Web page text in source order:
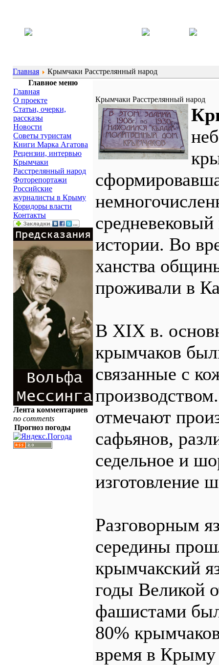
Главная
Крымчаки Расстрелянный народ
Главное меню
Главная
О проекте
Статьи, очерки,
рассказы
Новости
Советы туристам
Книги Марка Агатова
Рецензии, интервью
Крымчаки
Расстрелянный народ
Фоторепортажи
Российские
журналисты в Крыму
Коридоры власти
Контакты
Лента комментариев
no comments
Прогноз погоды
Крымчаки Расстрелянный народ
истории. Во
ханства
проживали в
В XIX в.
крымчаков
связанные с
отмечают
сафьянов,
седельное и
изготовление
Разговорным
середины
крымчакский
годы Великой
фашистами
80%
время в Крыму